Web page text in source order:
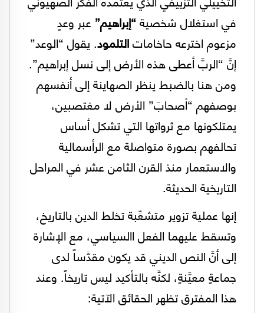
في استغلال شخصية“إبراهيم” عبر وعدٍ
مزعوم اخترعه حاخاماتالتلمود. يقول “الوعد”
إنَّ “الربَّ أعطى هذه الأرض إلى نسل إبراهيم”.
ومن هنا بالضبط ينظر الصهاينة إلى أنفسهم
بوصفهم “أصحابَ” الأرض لا مغتصبين،
يمتلكونها مع ثرواتها التي تشكل أساس
تحالفهم بصورة متواصلة مع الرأسمالية
والاستعمار منذ القرن الثامن عشر في المراحل
التاريخية الحديثة.
إنها عملية تزوير متشعِّبة تخلط الدين بالتاريخ،
وتسقط عليهما الفعل االسياسي، مع الإشارة
إلى أنَّ النص الديني قد يكون مقدَّساً لدى
جماعةٍ معيَّنةٍ، لكنَّه بالتأكيد ليس تاريخاً. وعند
هذا المفترق تظهر الحقائق الآتية: